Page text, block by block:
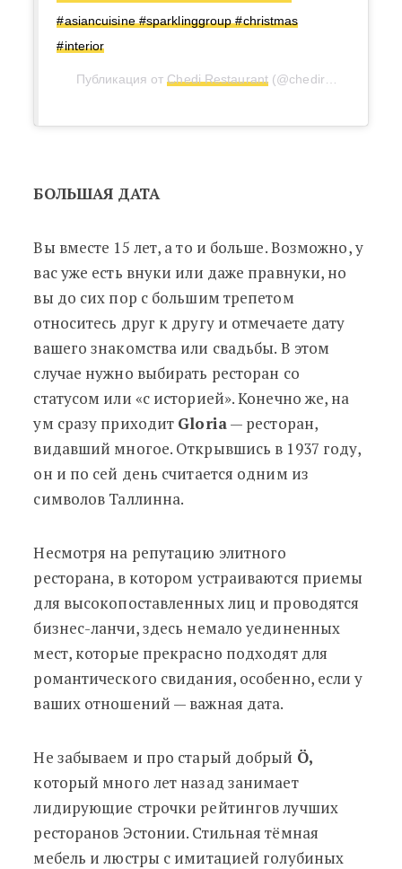
#asiancuisine #sparklinggroup #christmas
#interior
Публикация отChedi Restaurant(@chedirestaurant)
БОЛЬШАЯ ДАТА
Вы вместе 15 лет, а то и больше. Возможно, у
вас уже есть внуки или даже правнуки, но
вы до сих пор с большим трепетом
относитесь друг к другу и отмечаете дату
вашего знакомства или свадьбы. В этом
случае нужно выбирать ресторан со
статусом или «с историей». Конечно же, на
ум сразу приходит Gloria— ресторан,
видавший многое. Открывшись в 1937 году,
он и по сей день считается одним из
символов Таллинна.
Несмотря на репутацию элитного
ресторана, в котором устраиваются приемы
для высокопоставленных лиц и проводятся
бизнес-ланчи, здесь немало уединенных
мест, которые прекрасно подходят для
романтического свидания, особенно, если у
ваших отношений — важная дата.
Не забываем и про старый добрый Ö,
который много лет назад занимает
лидирующие строчки рейтингов лучших
ресторанов Эстонии. Стильная тёмная
мебель и люстры с имитацией голубиных